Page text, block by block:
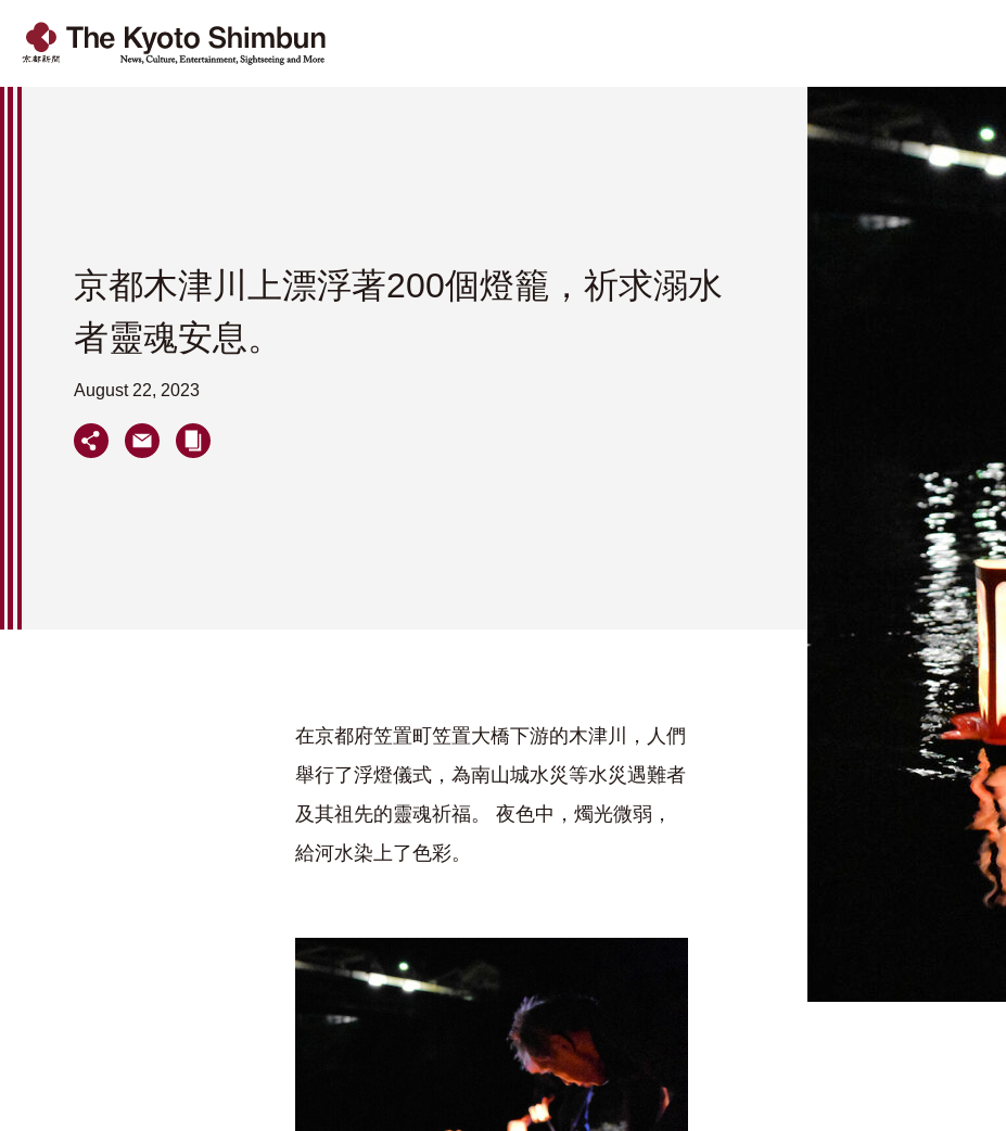
京都木津川上漂浮著200個燈籠，祈求溺水
者靈魂安息。
August 22, 2023
在京都府笠置町笠置大橋下游的木津川，人們
舉行了浮燈儀式，為南山城水災等水災遇難者
及其祖先的靈魂祈福。 夜色中，燭光微弱，
給河水染上了色彩。